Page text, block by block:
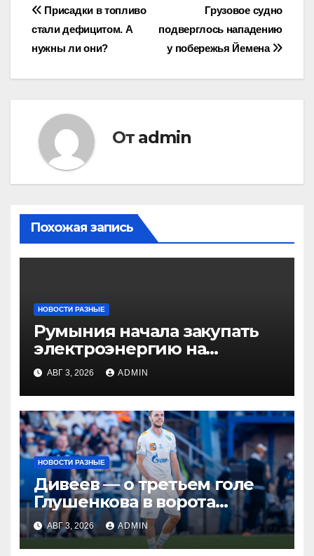
Навигация
по
записям
Грузовое судно
подверглось нападению
у побережья Йемена
Присадки в топливо
стали дефицитом. А
нужны ли они?
От admin
Похожая запись
НОВОСТИ РАЗНЫЕ
Румыния начала закупать
электроэнергию на
Украине из-за дефицита
АВГ 3, 2026 ADMIN
НОВОСТИ РАЗНЫЕ
Дивеев — о третьем голе
Глушенкова в ворота
«Оренбурга»: «Напомнил
Джону Джону, что
АВГ 3, 2026 ADMIN